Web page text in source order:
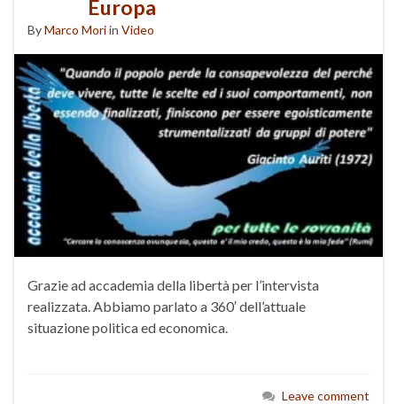
Europa
ByMarco Moriin Video
Grazie ad accademia della libertà per l’intervista
realizzata. Abbiamo parlato a 360′ dell’attuale
situazione politica ed economica.
Leave comment